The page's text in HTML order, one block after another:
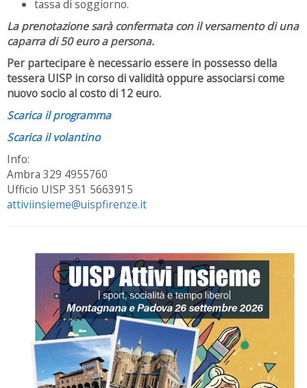
tassa di soggiorno.
La prenotazione sarà confermata con il versamento di una
caparra di 50 euro a persona.
Per partecipare è necessario essere in possesso della
tessera UISP in corso di validità oppure associarsi come
nuovo socio al costo di 12 euro.
Scarica il programma
Scarica il volantino
Info:
Ambra 329 4955760
Ufficio UISP 351 5663915
attiviinsieme@uispfirenze.it